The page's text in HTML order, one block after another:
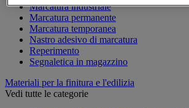
Marcatura industriale
Marcatura permanente
Marcatura temporanea
Nastro adesivo di marcatura
Reperimento
Segnaletica in magazzino
Materiali per la finitura e l'edilizia
Vedi tutte le categorie